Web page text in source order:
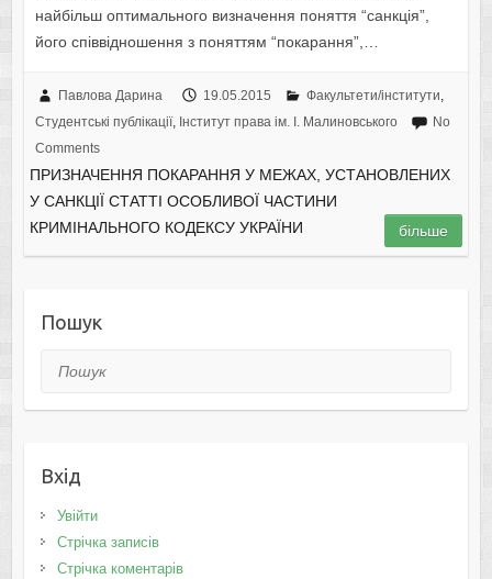
найбільш оптимального визначення поняття “санкція”,
його співвідношення з поняттям “покарання”,…
Павлова Дарина 19.05.2015 Факультети/інститути,
Студентські публікації, Інститут права ім. І. Малиновського
No
Comments
ПРИЗНАЧЕННЯ ПОКАРАННЯ У МЕЖАХ, УСТАНОВЛЕНИХ
У САНКЦІЇ СТАТТІ ОСОБЛИВОЇ ЧАСТИНИ
КРИМІНАЛЬНОГО КОДЕКСУ УКРАЇНИ
більше
Пошук
Пошук
Вхід
Увійти
Стрічка записів
Стрічка коментарів